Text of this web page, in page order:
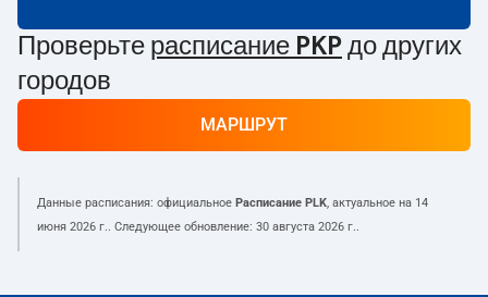
Проверьте расписание PKP до других
городов
МАРШРУТ
Данные расписания: официальное Расписание PLK, актуальное на 14
июня 2026 г.. Следующее обновление: 30 августа 2026 г..